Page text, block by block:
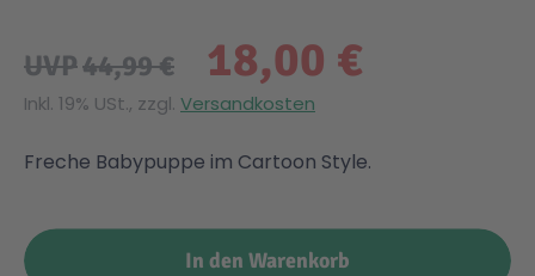
18,00 €
UVP44,99 €
Inkl. 19% USt., zzgl. Versandkosten
Freche Babypuppe im Cartoon Style.
In den Warenkorb